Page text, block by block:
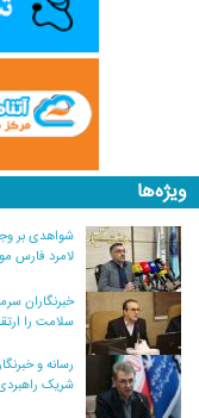
ویژه‌ها
شواهدی بر
لامرد فارس
خبرنگاران
سلامت را
رسانه و
شریک